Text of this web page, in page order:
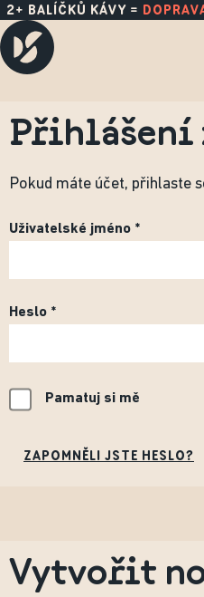
NOVÉ SKLIZNĚ ZPANAMY,
Přihlášení
Pokud máte účet, přihlaste
Uživatelské jméno
Heslo
Pamatuj si mě
ZAPOMNĚLI JSTE HESLO?
Vytvořit